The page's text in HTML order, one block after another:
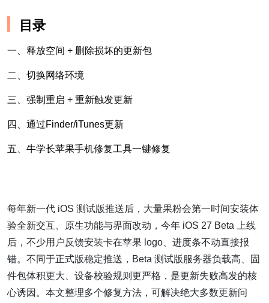
目录
一、释放空间 + 删除损坏的更新包
二、切换网络环境
三、强制重启 + 重新触发更新
四、通过Finder/iTunes更新
五、牛学长苹果手机修复工具一键修复
每年新一代 iOS 测试版推送后，大量果粉会第一时间安装体
验全新交互、原生功能与界面改动，今年 iOS 27 Beta 上线
后，不少用户反馈安装卡在苹果 logo、进度条不动直接报
错。不同于正式版稳定推送，Beta 测试版服务器负载高、固
件包体积更大、设备校验规则更严格，是更新失败高发的核
心诱因。本文整理多个修复方法，可解决绝大多数更新问